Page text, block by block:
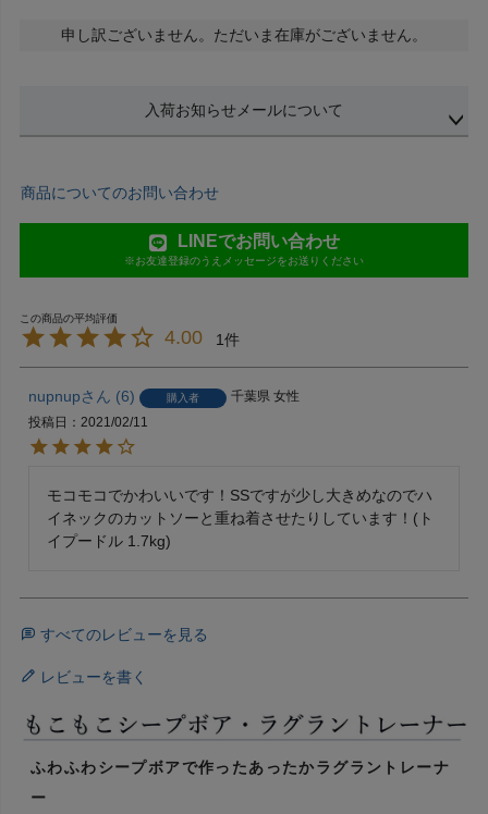
申し訳ございません。ただいま在庫がございません。
入荷お知らせメールについて
商品についてのお問い合わせ
LINEでお問い合わせ
※お友達登録のうえメッセージをお送りください
4.00 1
nupnup 6 購入者 千葉県 女性
投稿日
2021/02/11
モコモコでかわいいです！SSですが少し大きめなのでハ
イネックのカットソーと重ね着させたりしています！(ト
イプードル 1.7kg)
すべてのレビューを見る
レビューを書く
ふわふわシープボアで作ったあったかラグラントレーナ
ー